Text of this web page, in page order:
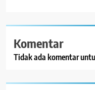
Komentar
Tidak ada komentar